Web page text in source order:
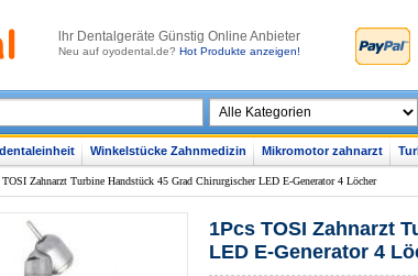
lhr Dentalgeräte Günstig Online Anbieter
Neu auf oyodental.de? Hot Produkte anzeigen!
Winkelstücke Zahnmedizin Mikromotor zahnarzt
TOSI Zahnarzt Turbine Handstück 45 Grad Chirurgischer LED E-Generator 4 Löcher
1Pcs TOSI Zahnarzt
LED E-Generator 4